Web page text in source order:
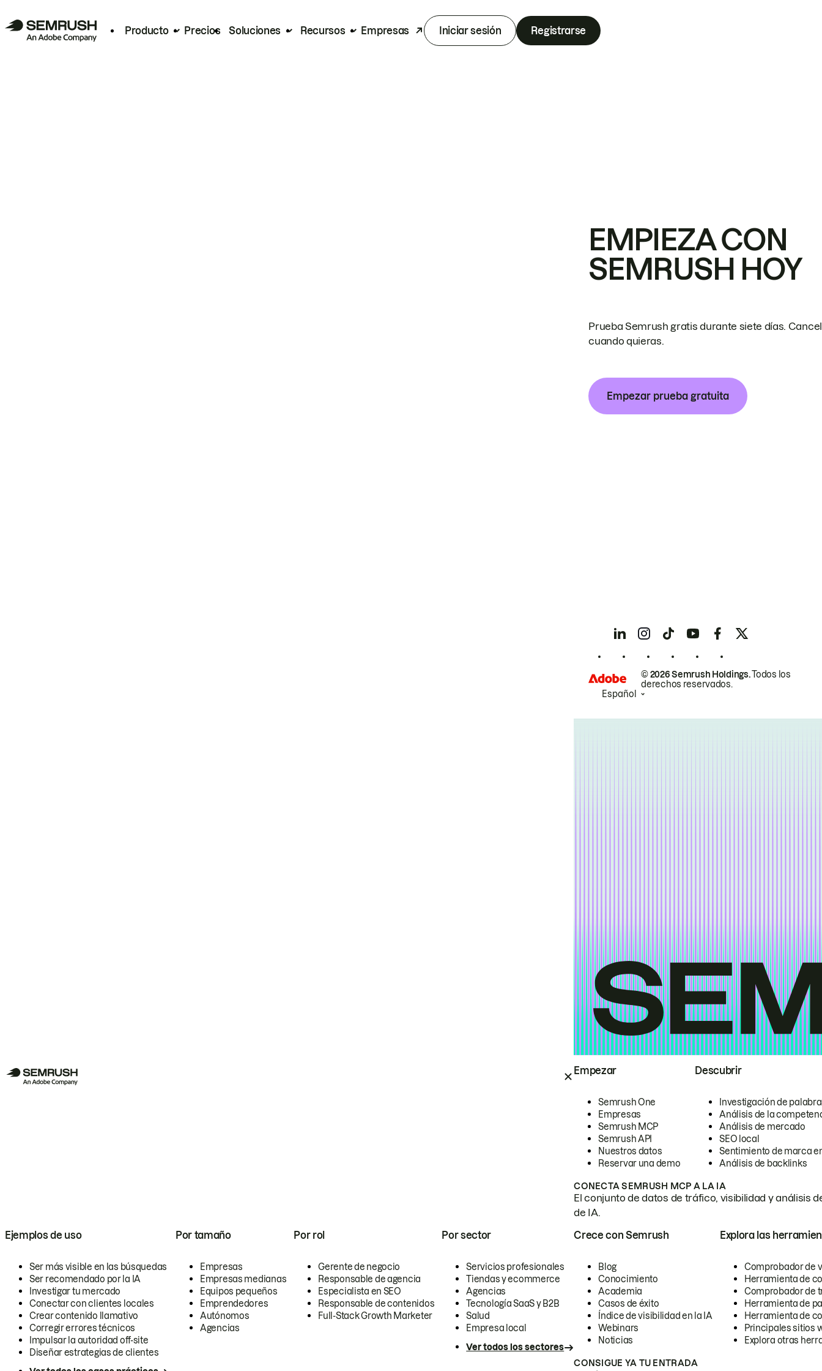
Producto Precios Soluciones Recursos Empresas Iniciar sesión Registrarse
Empezar
Semrush One
Empresas
Semrush MCP
Semrush API
Nuestros datos
Reservar una demo
Descubrir
Investigación de
Análisis de la
Análisis de mercado
SEO local
Sentimiento de marca
Análisis de backlinks
CONECTA SEMRUSH MCP A LA IA
El conjunto de datos de tráfico, visibilidad y análisis
de IA.
Ejemplos de uso
Ser más visible en las búsquedas
Ser recomendado por la IA
Investigar tu mercado
Conectar con clientes locales
Crear contenido llamativo
Corregir errores técnicos
Impulsar la autoridad off-site
Diseñar estrategias de clientes
Por tamaño
Empresas
Empresas medianas
Equipos pequeños
Emprendedores
Autónomos
Agencias
Por rol
Gerente de negocio
Responsable de agencia
Especialista en SEO
Responsable de contenidos
Full-Stack Growth Marketer
Por sector
Servicios profesionales
Tiendas y ecommerce
Agencias
Tecnología SaaS y B2B
Salud
Empresa local
Ver todos los sectores
Crece con Semrush
Blog
Conocimiento
Academia
Casos de éxito
Índice de visibilidad en la IA
Webinars
Noticias
Explora las
Comprobador de
Herramienta de
Comprobador de
Herramienta de
Herramienta de
Principales sitios
Explora otras
CONSIGUE YA TU ENTRADA
EMPIEZA CON
SEMRUSH HOY
Prueba Semrush gratis durante siete días.
cuando quieras.
Empezar prueba gratuita
© 2026 Semrush Holdings.Todos los
derechos reservados.
Español